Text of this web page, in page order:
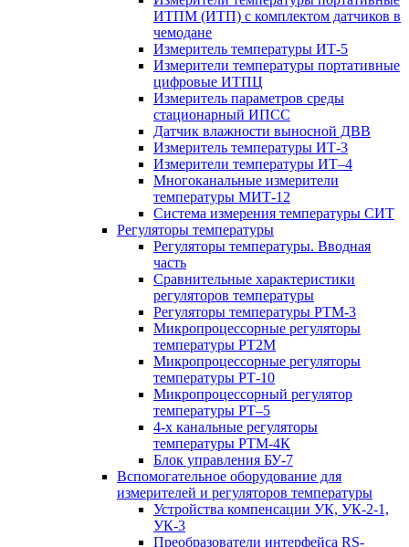
ИТПМ (ИТП) с комплектом датчиков в
чемодане
Измеритель температуры ИТ-5
Измерители температуры портативные
цифровые ИТПЦ
Измеритель параметров среды
стационарный ИПСС
Датчик влажности выносной ДВВ
Измеритель температуры ИТ-3
Измерители температуры ИТ–4
Многоканальные измерители
температуры МИТ-12
Система измерения температуры СИТ
Регуляторы температуры
Регуляторы температуры. Вводная
часть
Сравнительные характеристики
регуляторов температуры
Регуляторы температуры РТМ-3
Микропроцессорные регуляторы
температуры РТ2М
Микропроцессорные регуляторы
температуры РТ-10
Микропроцессорный регулятор
температуры РТ–5
4-х канальные регуляторы
температуры РТМ-4К
Блок управления БУ-7
Вспомогательное оборудование для
измерителей и регуляторов температуры
Устройства компенсации УК, УК-2-1,
УК-3
Преобразователи интерфейса RS-